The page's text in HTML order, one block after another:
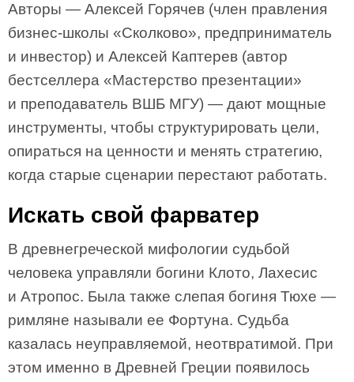
Авторы — Алексей Горячев (член правления
бизнес-школы «Сколково», предприниматель
и инвестор) и Алексей Каптерев (автор
бестселлера «Мастерство презентации»
и преподаватель ВШБ МГУ) — дают мощные
инструменты, чтобы структурировать цели,
опираться на ценности и менять стратегию,
когда старые сценарии перестают работать.
Искать свой фарватер
В древнегреческой мифологии судьбой
человека управляли богини Клото, Лахесис
и Атропос. Была также слепая богиня Тюхе —
римляне называли ее Фортуна. Судьба
казалась неуправляемой, неотвратимой. При
этом именно в Древней Греции появилось